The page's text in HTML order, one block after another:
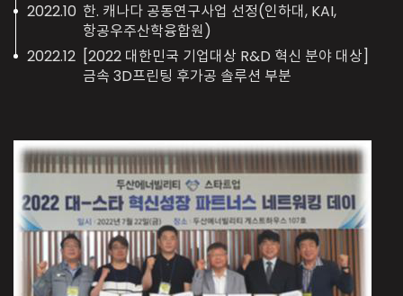
2022.10 한. 캐나다 공동연구사업 선정(인하대, KAI,
항공우주산학융합원)
2022.12 [2022 대한민국 기업대상 R&D 혁신 분야 대상]
금속 3D프린팅 후가공 솔루션 부분